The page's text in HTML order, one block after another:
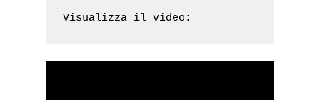
Visualizza il video: